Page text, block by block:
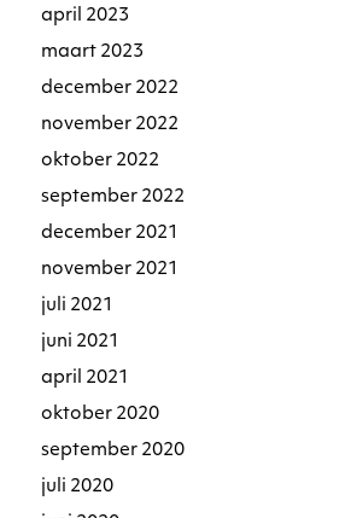
april 2023
maart 2023
december 2022
november 2022
oktober 2022
september 2022
december 2021
november 2021
juli 2021
juni 2021
april 2021
oktober 2020
september 2020
juli 2020